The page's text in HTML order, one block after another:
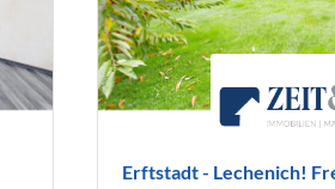
Erftstadt - Lechenich!